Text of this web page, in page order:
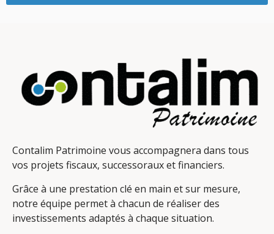
Contalim Patrimoine vous accompagnera dans tous
vos projets fiscaux, successoraux et financiers.
Grâce à une prestation clé en main et sur mesure,
notre équipe permet à chacun de réaliser des
investissements adaptés à chaque situation.